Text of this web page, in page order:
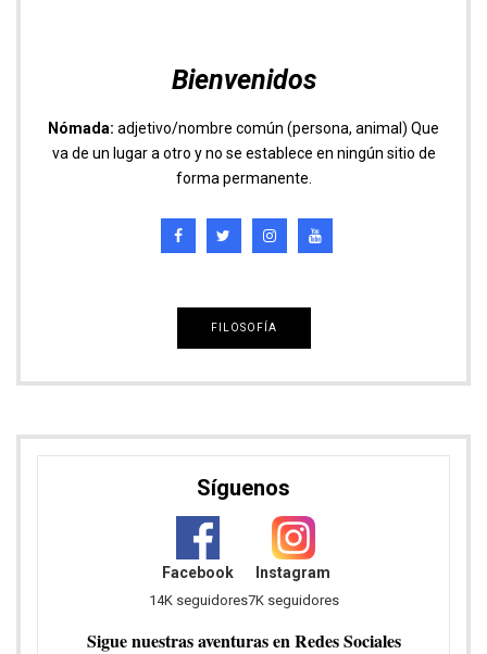
Bienvenidos
Nómada: adjetivo/nombre común (persona, animal) Que
va de un lugar a otro y no se establece en ningún sitio de
forma permanente.
FILOSOFÍA
Síguenos
Facebook
14K seguidores
Instagram
7K seguidores
Sigue nuestras aventuras en Redes Sociales